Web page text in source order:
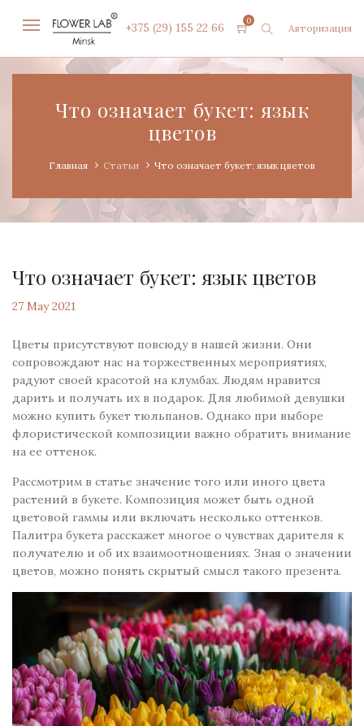
+375 (29) 155 22 66 0
Авторизация
Что означает букет: язык
цветов
Главная Статьи Что означает букет: язык цветов
Что означает букет: язык цветов
27 May 2021
Цветы присутствуют повсюду в нашей жизни. Они
сопровождают нас на торжественных мероприятиях,
радуют своей красотой на клумбах. Людям нравится
дарить и получать их в подарок. Для любимой девушки
можно купить букет тюльпанов. Однако при выборе
флористической композиции важно обратить внимание
на ее оттенок.
Рассмотрим в статье значение того или иного цвета
растений в букете. Композиция может быть одной
цветовой гаммы или включать несколько оттенков.
Палитра букета расскажет многое о чувствах дарителя к
получателю и об их взаимоотношениях. Зная о значении
цветов, можно понять скрытый смысл такого презента.